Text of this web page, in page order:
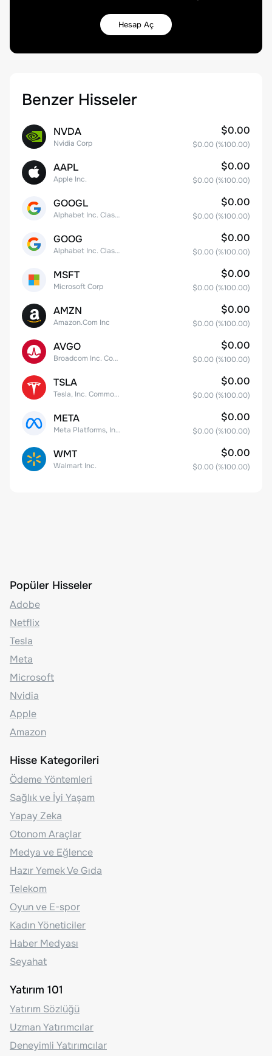
Hesap Aç
Benzer Hisseler
NVDA
Nvidia Corp
$0.00
$0.00 (%100.00)
AAPL
Apple Inc.
$0.00
$0.00 (%100.00)
GOOGL
Alphabet Inc. Class A Common Stock
$0.00
$0.00 (%100.00)
GOOG
Alphabet Inc. Class C Capital Stock
$0.00
$0.00 (%100.00)
MSFT
Microsoft Corp
$0.00
$0.00 (%100.00)
AMZN
Amazon.Com Inc
$0.00
$0.00 (%100.00)
AVGO
Broadcom Inc. Common Stock
$0.00
$0.00 (%100.00)
TSLA
Tesla, Inc. Common Stock
$0.00
$0.00 (%100.00)
META
Meta Platforms, Inc. Class A Common Stock
$0.00
$0.00 (%100.00)
WMT
Walmart Inc.
$0.00
$0.00 (%100.00)
Popüler Hisseler
Adobe
Netflix
Tesla
Meta
Microsoft
Nvidia
Apple
Amazon
Hisse Kategorileri
Ödeme Yöntemleri
Sağlık ve İyi Yaşam
Yapay Zeka
Otonom Araçlar
Medya ve Eğlence
Hazır Yemek Ve Gıda
Telekom
Oyun ve E-spor
Kadın Yöneticiler
Haber Medyası
Seyahat
Yatırım 101
Yatırım Sözlüğü
Uzman Yatırımcılar
Deneyimli Yatırımcılar